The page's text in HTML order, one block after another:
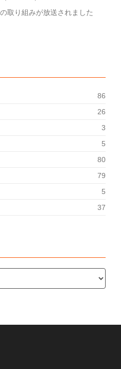
取り組みが放送されました
86
26
3
5
80
79
5
37